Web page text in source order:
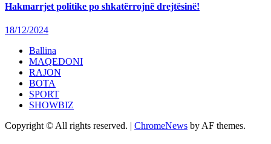
Hakmarrjet politike po shkatërrojnë drejtësinë!
18/12/2024
Ballina
MAQEDONI
RAJON
BOTA
SPORT
SHOWBIZ
Copyright © All rights reserved. | ChromeNews by AF themes.